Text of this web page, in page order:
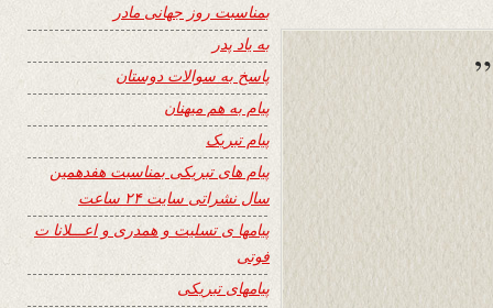
بمناسبت روز جهانی مادر
به یاد پدر
پاسخ به سوالات دوستان
پیام به هم میهنان
پیام تبریک
پیام های تبریکی بمناسبت هفدهمین
سال نشراتی سایت ۲۴ ساعت
پیامها ی تسلیت و همدری و اعـــلانا ت
فوتی
پیامهای تبریکی